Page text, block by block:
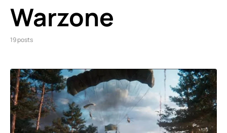
Warzone
19 posts